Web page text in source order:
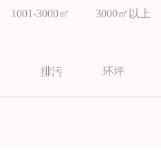
1001-3000㎡ 3000㎡以上
排污 环坪